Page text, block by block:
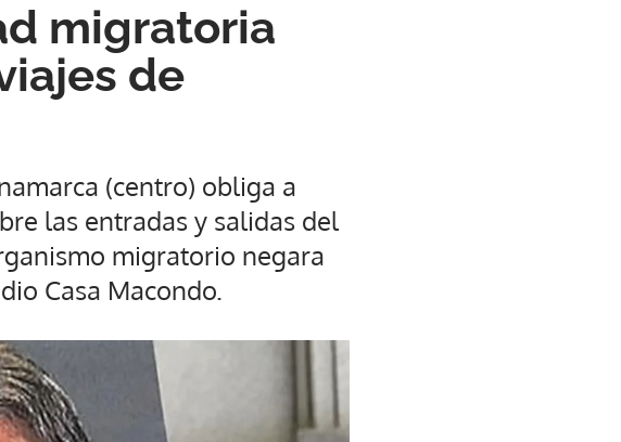
migratoria
de
(centro) obliga a
las entradas y salidas del
migratorio negara
Casa Macondo.